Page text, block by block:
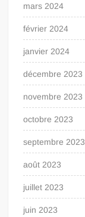
mars 2024
février 2024
janvier 2024
décembre 2023
novembre 2023
octobre 2023
septembre 2023
août 2023
juillet 2023
juin 2023